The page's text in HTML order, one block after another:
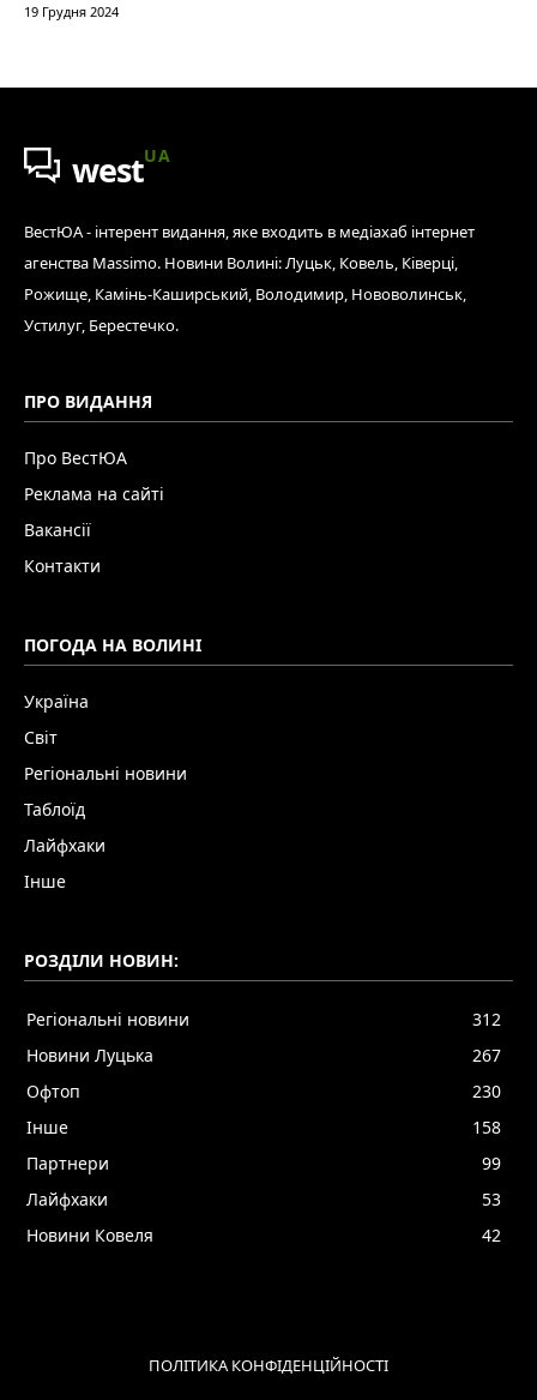
19 Грудня 2024
westUA
ВестЮА - інтерент видання, яке входить в медіахаб інтернет
агенства Massimo. Новини Волині: Луцьк, Ковель, Ківерці,
Рожище, Камінь-Каширський, Володимир, Нововолинськ,
Устилуг, Берестечко.
ПРО ВИДАННЯ
Про ВестЮА
Реклама на сайті
Вакансії
Контакти
ПОГОДА НА ВОЛИНІ
Україна
Світ
Регіональні новини
Таблоїд
Лайфхаки
Інше
РОЗДІЛИ НОВИН:
Регіональні новини
312
Новини Луцька
267
Офтоп
230
Інше
158
Партнери
99
Лайфхаки
53
Новини Ковеля
42
ПОЛІТИКА КОНФІДЕНЦІЙНОСТІ